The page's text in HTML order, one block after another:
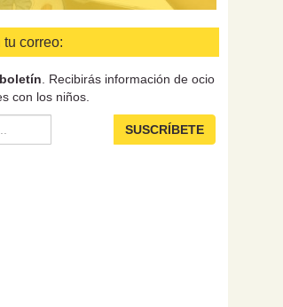
correo:
. Recibirás información de ocio
con los niños.
SUSCRÍBETE